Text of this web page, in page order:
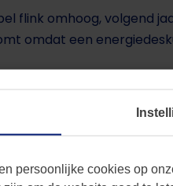
flink omhoog, volgend
omdat een
u uw woning
en voor een
verbeteren kunt u een
persoonlijke cookies op